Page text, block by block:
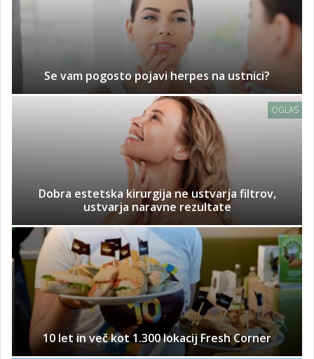
Se vam pogosto pojavi herpes na ustnici?
OGLAS
Dobra estetska kirurgija ne ustvarja filtrov,
ustvarja naravne rezultate
10 let in več kot 1.300 lokacij Fresh Corner